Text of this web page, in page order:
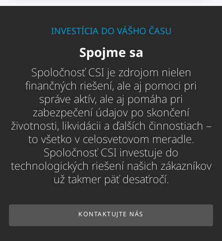
INVESTÍCIA DO VÁŠHO ČASU
Spojme sa
Spoločnosť CSI je zdrojom nielen
finančných riešení, ale aj pomoci pri
správe aktív, ale aj pomáha pri
zabezpečení údajov po skončení
životnosti, likvidácii a ďalších činnostiach –
to všetko v celosvetovom meradle.
Spoločnosť CSI investuje do
technologických riešení našich zákazníkov
už takmer päť desaťročí.
KONTAKTUJTE NÁS